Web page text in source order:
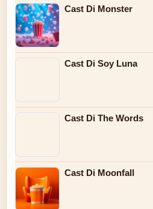
Cast Di Monster
Cast Di Soy Luna
Cast Di The Words
Cast Di Moonfall